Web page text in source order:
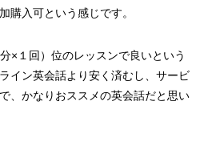
購入可という感じです。
×１回）位のレッスンで良いという
イン英会話より安く済むし、サービ
、かなりおススメの英会話だと思い